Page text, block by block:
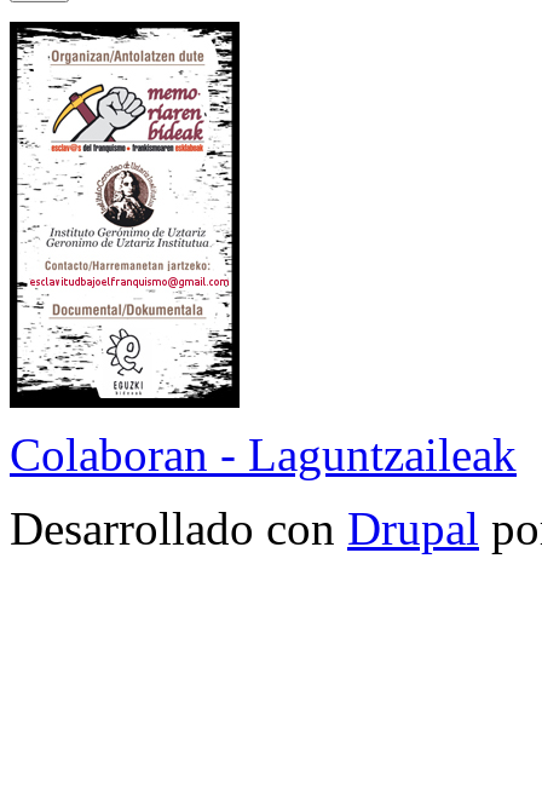
Colaboran - Laguntzaileak
Desarrollado con Drupal